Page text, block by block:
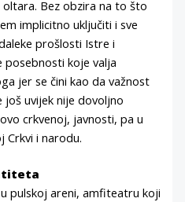
oltara. Bez obzira na to što
implicitno uključiti i sve
prošlosti Istre i
posebnosti koje valja
jer se čini kao da važnost
uvijek nije dovoljno
crkvenoj, javnosti, pa u
Crkvi i narodu.
pulskoj areni, amfiteatru koji